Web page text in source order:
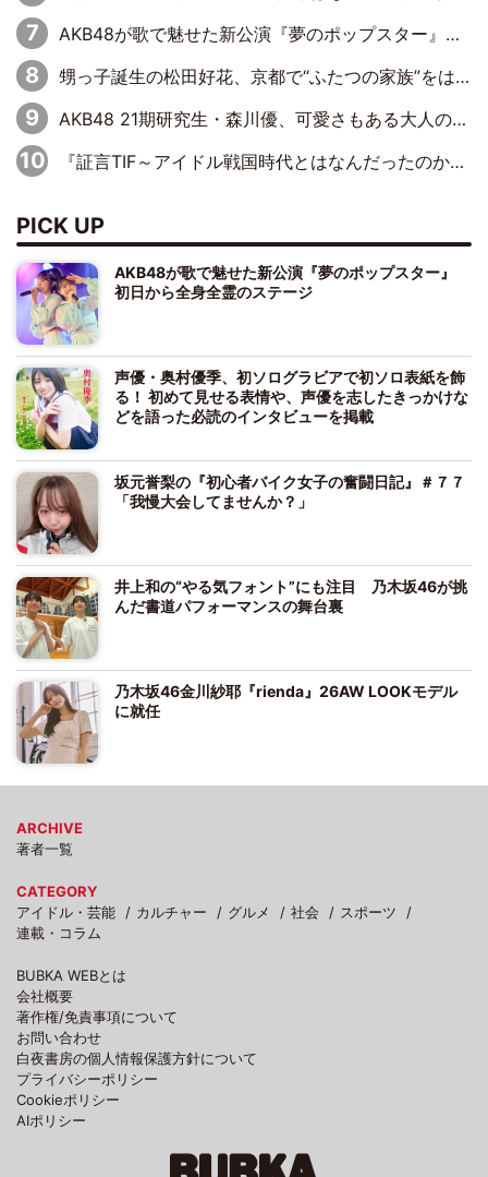
AKB48が歌で魅せた新公演『夢のポップスター』 初日から全身全霊のステージ
甥っ子誕生の松田好花、京都で“ふたつの家族”をはしご！ “母”黒谷友香に見送られ、“父”松岡昌宏とはハシゴ酒
AKB48 21期研究生・森川優、可愛さもある大人の女性に
『証言TIF～アイドル戦国時代とはなんだったのか～』第10回：さくら学院・武藤彩未×飯田らうら「正直、中3で辞めるというのを信じてなくて。そう言われてはいたけど、嘘でしょって」
PICK UP
AKB48が歌で魅せた新公演『夢のポップスター』
初日から全身全霊のステージ
声優・奥村優季、初ソログラビアで初ソロ表紙を飾
る！ 初めて見せる表情や、声優を志したきっかけな
どを語った必読のインタビューを掲載
坂元誉梨の『初心者バイク女子の奮闘日記』＃７７
「我慢大会してませんか？」
井上和の“やる気フォント”にも注目 乃木坂46が挑
んだ書道パフォーマンスの舞台裏
乃木坂46金川紗耶『rienda』26AW LOOKモデル
に就任
ARCHIVE
著者一覧
CATEGORY
アイドル・芸能
カルチャー グルメ 社会
スポーツ
連載・コラム
BUBKA WEBとは
会社概要
著作権/免責事項について
お問い合わせ
白夜書房の個人情報保護方針について
プライバシーポリシー
Cookieポリシー
AIポリシー